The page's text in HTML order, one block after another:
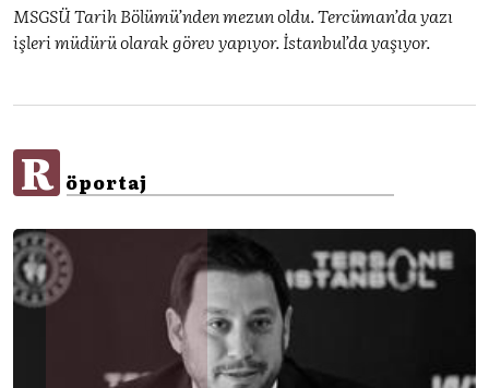
MSGSÜ Tarih Bölümü’nden mezun oldu. Tercüman’da yazı
işleri müdürü olarak görev yapıyor. İstanbul’da yaşıyor.
R öportaj